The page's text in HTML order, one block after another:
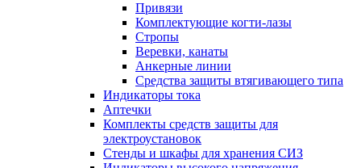
Привязи
Комплектующие когти-лазы
Стропы
Веревки, канаты
Анкерные линии
Средства защиты втягивающего типа
Индикаторы тока
Аптечки
Комплекты средств защиты для
электроустановок
Стенды и шкафы для хранения СИЗ